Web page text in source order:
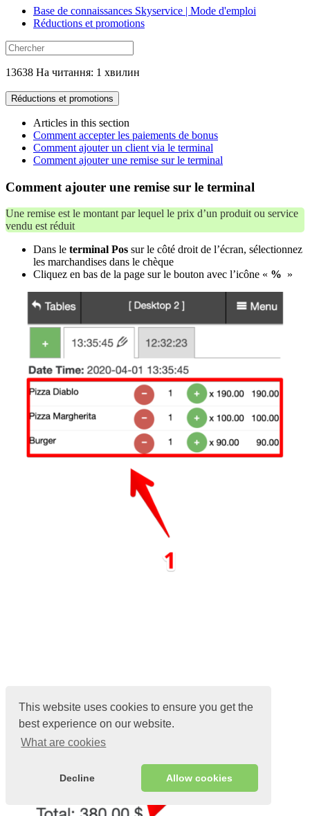
This website uses cookies to ensure you get the
best experience on our website.
What are cookies
Decline Allow cookies
Base de connaissances Skyservice | Mode d'emploi
Réductions et promotions
13638 На читання: 1 хвилин
Réductions et promotions
Articles in this section
Comment accepter les paiements de bonus
Comment ajouter un client via le terminal
Comment ajouter une remise sur le terminal
Comment ajouter une remise sur le terminal
Une remise est le montant par lequel le prix d’un produit ou service
vendu est réduit
Dans le terminal Pos sur le côté droit de l’écran, sélectionnez
les marchandises dans le chèque
Cliquez en bas de la page sur le bouton avec l’icône « % »